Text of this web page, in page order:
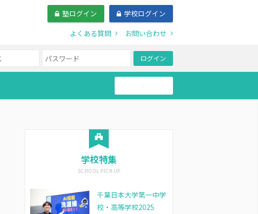
塾ログイン
学校ログイン
よくある質問
お問い合わせ
ログイン
帰国生
学校特集
千葉日本大学第一中学
校・高等学校2025